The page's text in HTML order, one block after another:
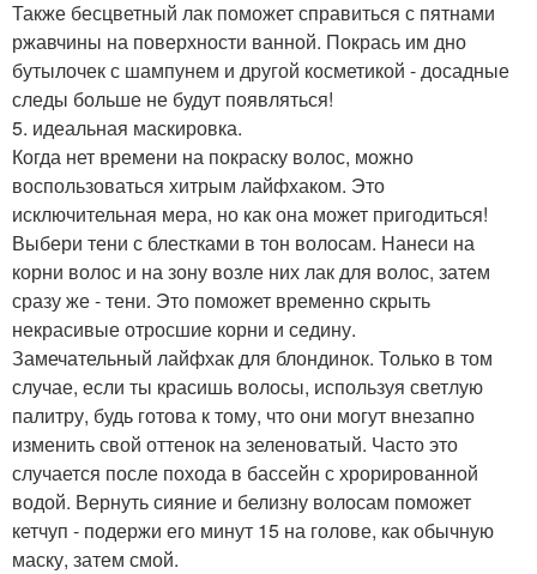
Также бесцветный лак поможет справиться с пятнами
ржавчины на поверхности ванной. Покрась им дно
бутылочек с шампунем и другой косметикой - досадные
следы больше не будут появляться!
5. идеальная маскировка.
Когда нет времени на покраску волос, можно
воспользоваться хитрым лайфхаком. Это
исключительная мера, но как она может пригодиться!
Выбери тени с блестками в тон волосам. Нанеси на
корни волос и на зону возле них лак для волос, затем
сразу же - тени. Это поможет временно скрыть
некрасивые отросшие корни и седину.
Замечательный лайфхак для блондинок. Только в том
случае, если ты красишь волосы, используя светлую
палитру, будь готова к тому, что они могут внезапно
изменить свой оттенок на зеленоватый. Часто это
случается после похода в бассейн с хрорированной
водой. Вернуть сияние и белизну волосам поможет
кетчуп - подержи его минут 15 на голове, как обычную
маску, затем смой.